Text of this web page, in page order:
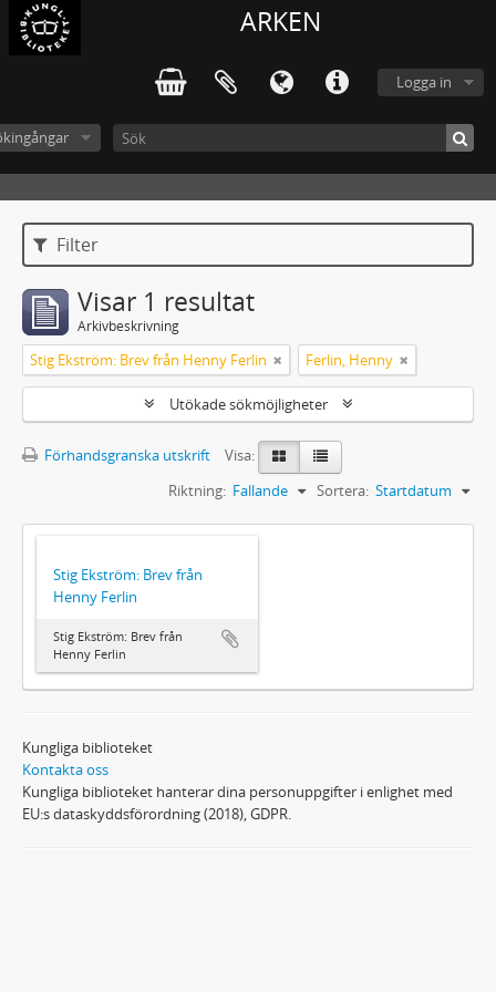
ARKEN
Logga in
Filter
Visar 1 resultat
Arkivbeskrivning
Stig Ekström: Brev från Henny Ferlin Ferlin, Henny
Utökade sökmöjligheter
Förhandsgranska utskrift
Visa:
Sortera: Startdatum
Riktning: Fallande
Stig Ekström: Brev från
Henny Ferlin
Stig Ekström: Brev från
Henny Ferlin
Kungliga biblioteket
Kontakta oss
Kungliga biblioteket hanterar dina personuppgifter i enlighet med
EU:s dataskyddsförordning (2018), GDPR.